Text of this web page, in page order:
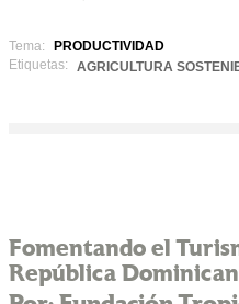
Tema:
PRODUCTIVIDAD
Etiquetas:
AGRICULTURA
Fomentando el
República